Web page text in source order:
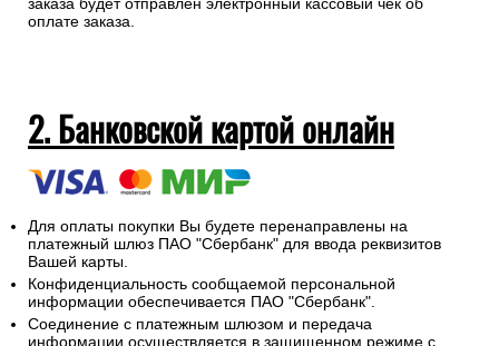
заказа будет отправлен электронный кассовый чек об
оплате заказа.
2. Банковской картой онлайн
Для оплаты покупки Вы будете перенаправлены на
платежный шлюз ПАО "Сбербанк" для ввода реквизитов
Вашей карты.
Конфиденциальность сообщаемой персональной
информации обеспечивается ПАО "Сбербанк".
Соединение с платежным шлюзом и передача
информации осуществляется в защищенном режиме с